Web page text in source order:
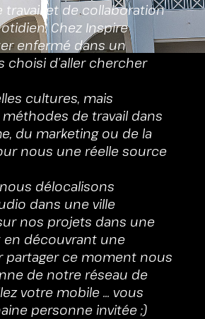
travail et de collaboration
Chez Inspire
enfermé dans un
choisi d’aller chercher
cultures, mais
de travail dans
du marketing ou de la
nous une réelle source
délocalisons
dans une ville
nos projets dans une
en découvrant une
partager ce moment nous
de notre réseau de
votre mobile ... vous
personne invitée ;)